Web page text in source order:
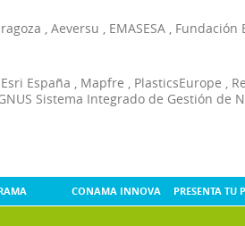
, Aeversu , EMASESA , Fundación
Esri España , Mapfre , PlasticsEurope ,
Sistema Integrado de Gestión de
CONAMA INNOVA PRESENTA TU